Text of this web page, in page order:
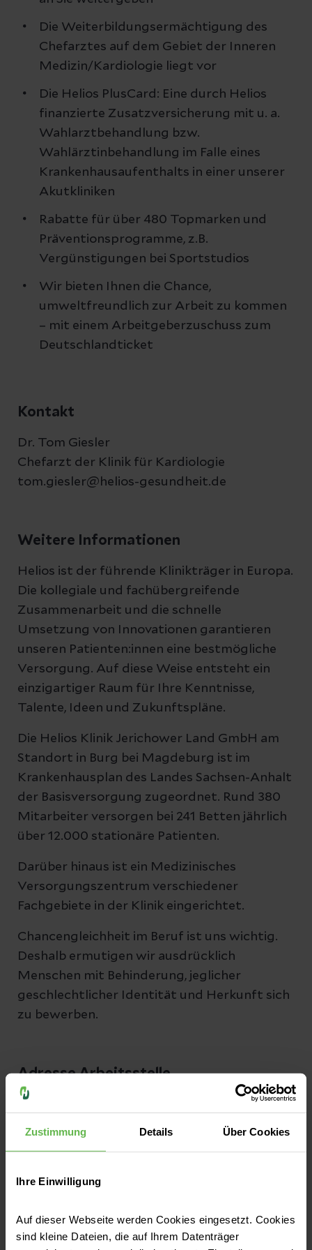
Zustimmung Details Über Cookies
Ihre Einwilligung
Auf dieser Webseite werden Cookies eingesetzt. Cookies
sind kleine Dateien, die auf Ihrem Datenträger
Die Weiterbildungsermächtigung des
Chefarztes auf dem Gebiet der Inneren
Medizin/Kardiologie liegt vor
Die Helios PlusCard: Eine durch Helios
finanzierte Zusatzversicherung mit u. a.
Wahlarztbehandlung bzw.
Wahlärztinbehandlung im Falle eines
Krankenhausaufenthalts in einer unserer
Akutkliniken
Rabatte für über 480 Topmarken und
Präventionsprogramme, z.B.
Vergünstigungen bei Sportstudios
Wir bieten Ihnen die Chance,
umweltfreundlich zur Arbeit zu kommen
– mit einem Arbeitgeberzuschuss zum
Deutschlandticket
Kontakt
Dr. Tom Giesler
Chefarzt der Klinik für Kardiologie
tom.giesler@helios-gesundheit.de
Weitere Informationen
Helios ist der führende Klinikträger in Europa.
Die kollegiale und fachübergreifende
Zusammenarbeit und die schnelle
Umsetzung von Innovationen garantieren
unseren Patienten:innen eine bestmögliche
Versorgung. Auf diese Weise entsteht ein
einzigartiger Raum für Ihre Kenntnisse,
Talente, Ideen und Zukunftspläne.
Die Helios Klinik Jerichower Land GmbH am
Standort in Burg bei Magdeburg ist im
Krankenhausplan des Landes Sachsen-Anhalt
der Basisversorgung zugeordnet. Rund 380
Mitarbeiter versorgen bei 241 Betten jährlich
über 12.000 stationäre Patienten.
Darüber hinaus ist ein Medizinisches
Versorgungszentrum verschiedener
Fachgebiete in der Klinik eingerichtet.
Chancengleichheit im Beruf ist uns wichtig.
Deshalb ermutigen wir ausdrücklich
Menschen mit Behinderung, jeglicher
geschlechtlicher Identität und Herkunft sich
zu bewerben.
Adresse Arbeitsstelle
Helios Klinik Jerichower Land